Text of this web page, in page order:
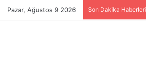
Pazar, Ağustos 9 2026 Son Dakika Haberleri